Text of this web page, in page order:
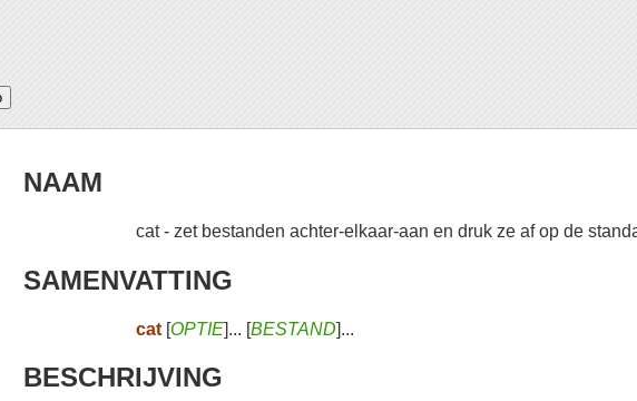
NAAM
cat - zet bestanden achter-elkaar-aan en druk ze af op de
SAMENVATTING
cat [OPTIE]... [BESTAND]...
BESCHRIJVING